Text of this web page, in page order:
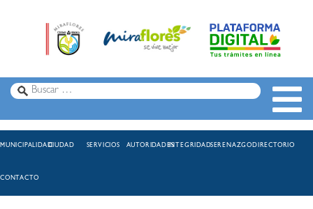
MUNICIPALIDADCIUDAD SERVICIOS AUTORIDADESINTEGRIDADSERENAZGODIRECTORIO
CONTACTO